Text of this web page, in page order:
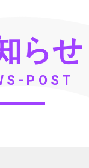
らせ
POST